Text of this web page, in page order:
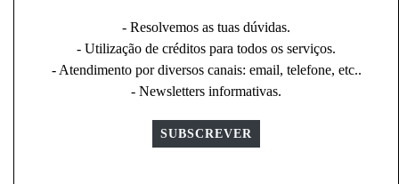
- Resolvemos as tuas dúvidas.
- Utilização de créditos para todos os serviços.
- Atendimento por diversos canais: email, telefone, etc..
- Newsletters informativas.
SUBSCREVER